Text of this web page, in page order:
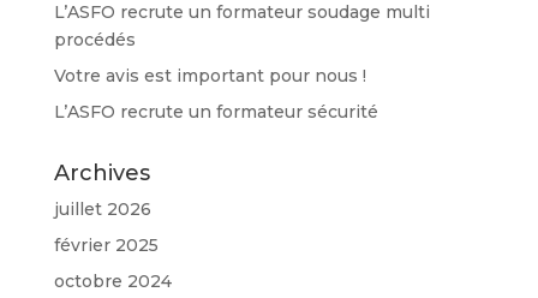
L’ASFO recrute un formateur soudage multi
procédés
Votre avis est important pour nous !
L’ASFO recrute un formateur sécurité
Archives
juillet 2026
février 2025
octobre 2024